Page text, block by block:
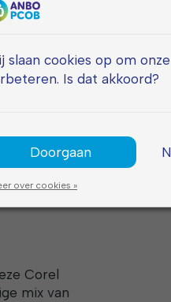
hele jaar
outfit
maten
Corel
mix van
slaan cookies op om
Is dat akkoord?
Doorgaan
over cookies »